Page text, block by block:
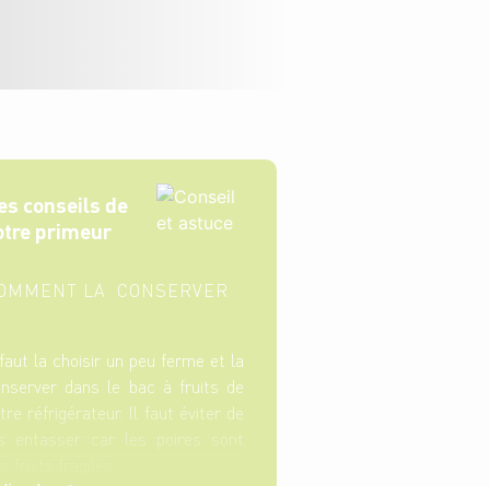
conseils de
primeur
LA CONSERVER
la choisir un peu ferme et la
dans le bac à fruits de
réfrigérateur. Il faut éviter de
entasser car les poires sont